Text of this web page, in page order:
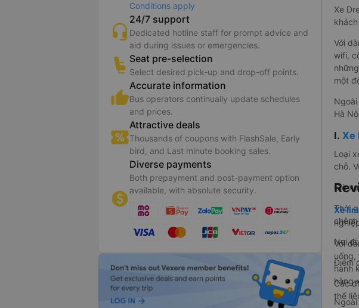
Conditions apply
24/7 support
Dedicated hotline staff for prompt advice and
aid during issues or emergencies.
Seat pre-selection
Select desired pick-up and drop-off points.
Accurate information
Bus operators continually update schedules
and prices.
Attractive deals
Thousands of coupons with FlashSale, Early
bird, and Last minute booking sales.
Diverse payments
Both prepayment and post-payment option
available, with absolute security.
Xe
Với
wifi,
một
Hà
I. Xe
Loại
chỗ.
Giờ
Thời
Nơi
Điểm
Các
thể
Xe
Với
uống,
hành
hàng